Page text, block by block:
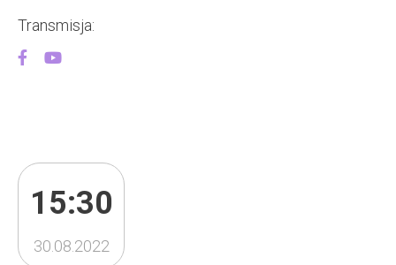
Transmisja:
15:30
30.08.2022